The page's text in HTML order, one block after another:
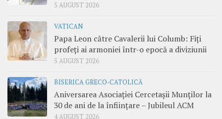
5 AUGUST 2026
VATICAN
Papa Leon către Cavalerii lui Columb: Fiți
profeți ai armoniei într-o epocă a diviziunii
5 AUGUST 2026
BISERICA GRECO-CATOLICĂ
Aniversarea Asociației Cercetașii Munților la
30 de ani de la înființare – Jubileul ACM
4 AUGUST 2026